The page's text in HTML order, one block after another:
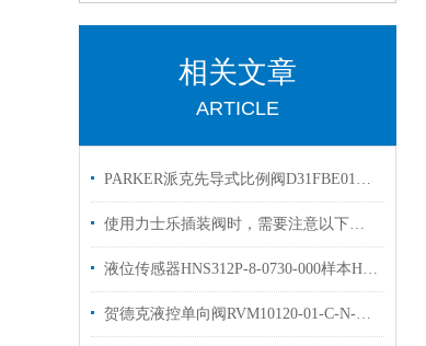
相关文章
ARTICLE
PARKER派克先导式比例阀D31FBE01CC4NF00原装出售
使用力士乐插装阀时，需要注意以下几个关键的事项
液位传感器HNS312P-8-0730-000样本HYDAC原装出售
贺德克液控单向阀RVM10120-01-C-N-0.5止回阀资料